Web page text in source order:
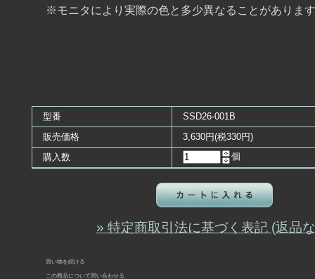
※モニタにより実際の色と多少異なることがありま
型番
SSD26-001B
販売価格
3,630円(税330円)
購入数
個
» 特定商取引法に基づく表記 (返品
買い物を続ける
この商品について問い合わせる